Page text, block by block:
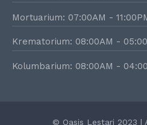
Mortuarium: 07:00AM -
Krematorium: 08:00AM -
Kolumbarium: 08:00AM -
© Oasis Lestari 2023 |